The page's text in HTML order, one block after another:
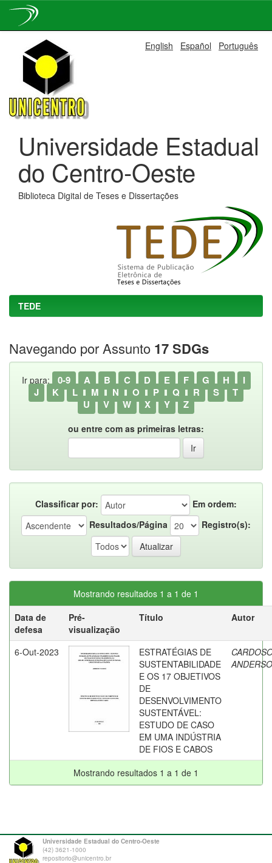
navigation
English Español Português
Universidade Estadual
do Centro-Oeste
Biblioteca Digital de Teses e Dissertações
TEDE
Navegando por Assunto 17 SDGs
Ir para: 0-9 A B C D E F G H
I
J
K L M N O P Q R S
T
U
V W X Y Z
ou entre com as primeiras letras:
Classificar por:
Em ordem:
Resultados/Página
Registro(s):
Mostrando resultados 1 a 1 de 1
Data de
defesa
Pré-
visualização
Título Autor
6-Out-2023
ESTRATÉGIAS DE
SUSTENTABILIDADE
E OS 17 OBJETIVOS
DE
DESENVOLVIMENTO
SUSTENTÁVEL:
ESTUDO DE CASO
EM UMA INDÚSTRIA
DE FIOS E CABOS
Mostrando resultados 1 a 1 de 1
Universidade Estadual do Centro-Oeste
(42) 3621-1000
repositorio@unicentro.br